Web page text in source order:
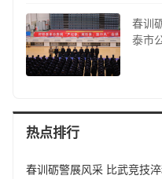
春训
泰市
热点排行
春训砺警展风采 比武竞技